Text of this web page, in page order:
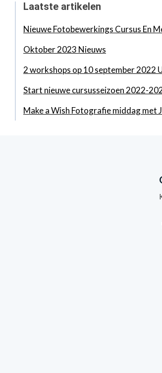
Laatste artikelen
Nieuwe Fotobewerkings Cursus En
Oktober 2023 Nieuws
2 workshops op 10 september 2022
Start nieuwe cursusseizoen 2022-
Make a Wish Fotografie middag met